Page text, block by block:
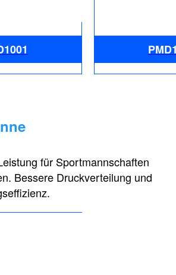
für Sportmannschaften
Bessere Druckverteilung und